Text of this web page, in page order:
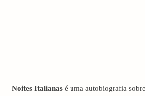
Noites Italianas é uma autobiografia